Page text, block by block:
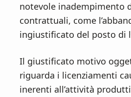
notevole inadempimento
contrattuali, come
ingiustificato del posto di
Il giustificato motivo
riguarda i licenziamenti
inerenti all’attività